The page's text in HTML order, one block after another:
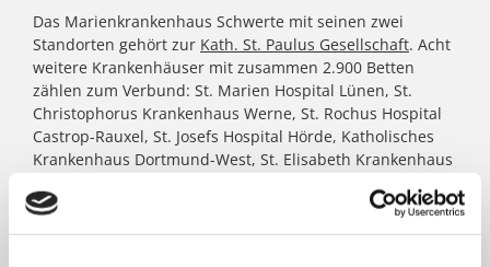
Das Marienkrankenhaus Schwerte mit seinen zwei
Standorten gehört zur Kath. St. Paulus Gesellschaft. Acht
weitere Krankenhäuser mit zusammen 2.900 Betten
zählen zum Verbund: St. Marien Hospital Lünen, St.
Christophorus Krankenhaus Werne, St. Rochus Hospital
Castrop-Rauxel, St. Josefs Hospital Hörde, Katholisches
Krankenhaus Dortmund-West, St. Elisabeth Krankenhaus
sowie für das St. Johannes Hospital im Zentrum von